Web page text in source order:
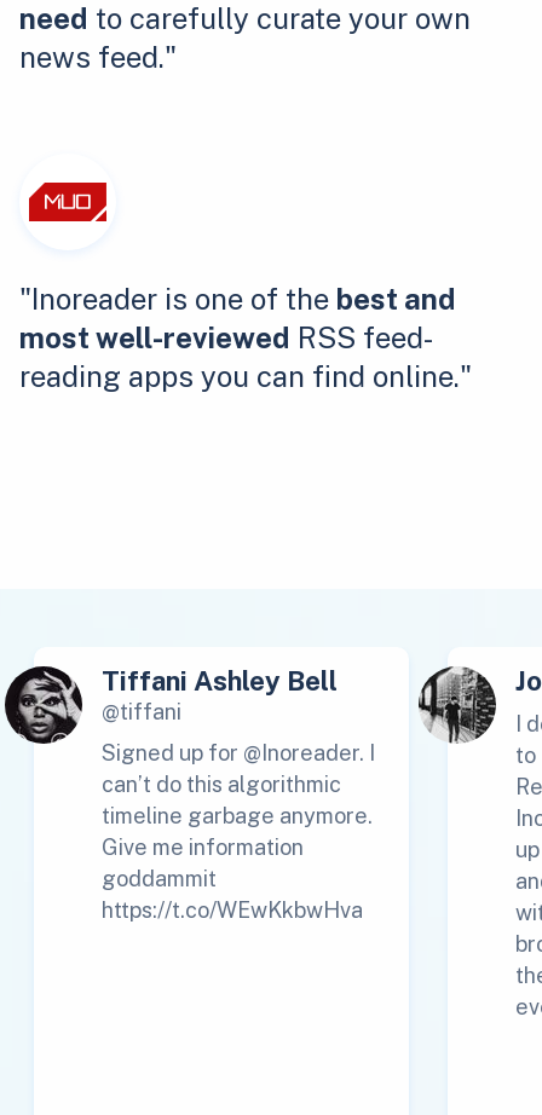
need to carefully curate your own
news feed."
"Inoreader is one of the best and
most well-reviewed RSS feed-
reading apps you can find online."
Tiffani Ashley Bell
@tiffani
Signed up for @Inoreader. I
can’t do this algorithmic
timeline garbage anymore.
Give me information
goddammit
https://t.co/WEwKkbwHva
I
to